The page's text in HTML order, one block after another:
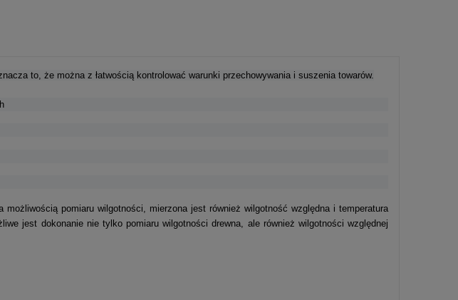
to, że można z łatwością kontrolować warunki przechowywania i suszenia towarów.
pomiaru wilgotności, mierzona jest również wilgotność względna i temperatura
jest dokonanie nie tylko pomiaru wilgotności drewna, ale również wilgotności względnej